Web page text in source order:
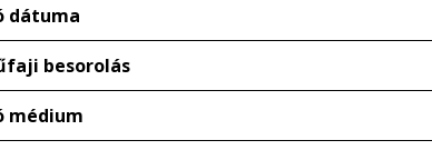
dátuma
besorolás
médium